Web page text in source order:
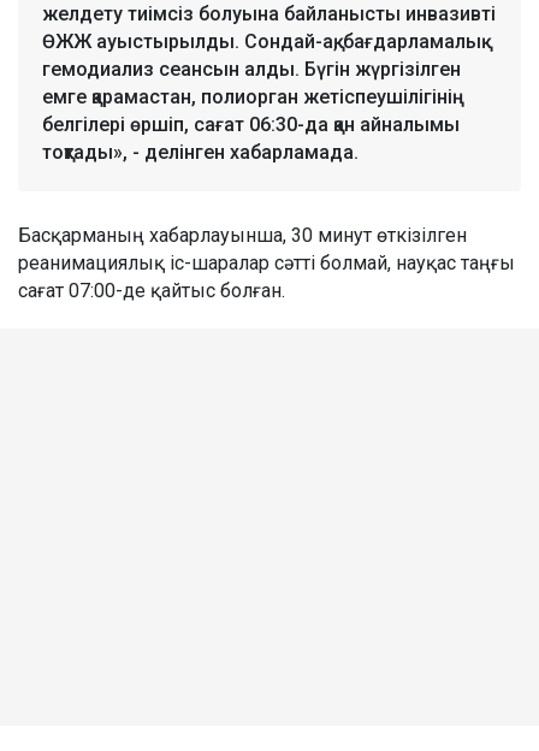
желдету тиімсіз болуына байланысты инвазивті
ӨЖЖ ауыстырылды. Сондай-ақ, бағдарламалық
гемодиализ сеансын алды. Бүгін жүргізілген
емге қарамастан, полиорган жетіспеушілігінің
белгілері өршіп, сағат 06:30-да қан айналымы
тоқтады», - делінген хабарламада.
Басқарманың хабарлауынша, 30 минут өткізілген
реанимациялық іс-шаралар сәтті болмай, науқас таңғы
сағат 07:00-де қайтыс болған.